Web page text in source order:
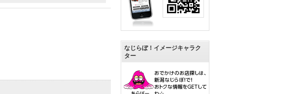
なじらぼ！イメージキャラク
ター